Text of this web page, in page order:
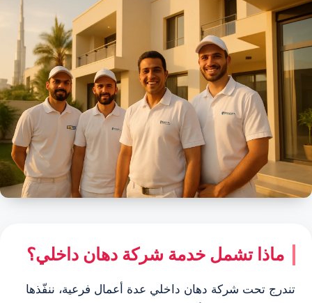
ماذا تشمل خدمة شركة دهان داخلي؟
تندرج تحت شركة دهان داخلي عدة أعمال فرعية، ننفّذها